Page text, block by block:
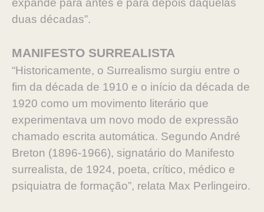
expande para antes e para depois daquelas
duas décadas”.
MANIFESTO SURREALISTA
“Historicamente, o Surrealismo surgiu entre o
fim da década de 1910 e o início da década de
1920 como um movimento literário que
experimentava um novo modo de expressão
chamado escrita automática. Segundo André
Breton (1896-1966), signatário do Manifesto
surrealista, de 1924, poeta, crítico, médico e
psiquiatra de formação”, relata Max Perlingeiro.